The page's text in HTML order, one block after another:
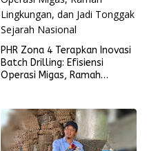
PHR Zona 4 Terapkan Inovasi
Batch Drilling: Efisiensi
Operasi Migas, Ramah